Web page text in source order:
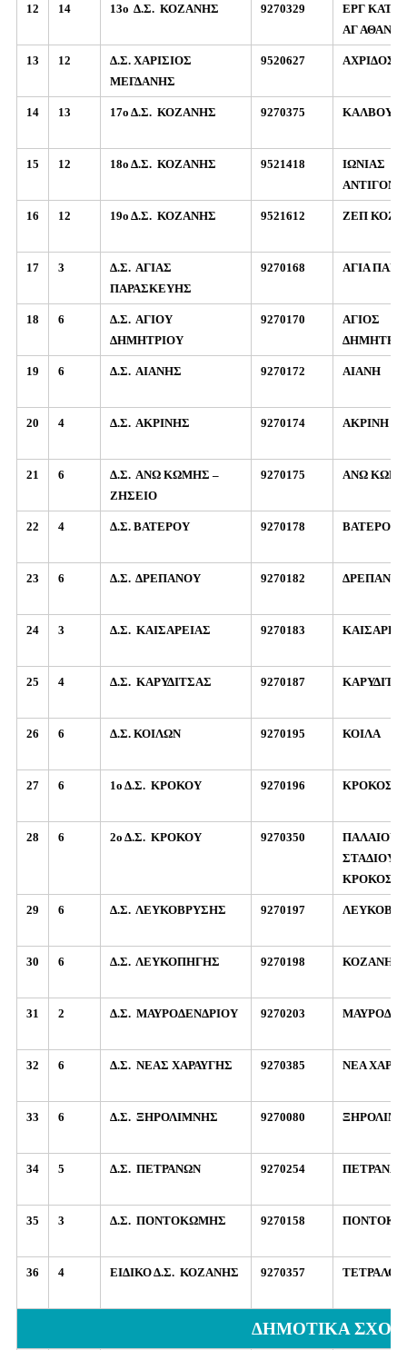
12 14 13ο Δ.Σ. ΚΟΖΑΝΗΣ 9270329
ΕΡΓ
ΑΓ
13 12
Δ.Σ. ΧΑΡΙΣΙΟΣ
ΜΕΓΔΑΝΗΣ
9520627 ΑΧΡΙΔΟΣ
14 13 17ο Δ.Σ. ΚΟΖΑΝΗΣ 9270375 ΚΑΛΒΟΥ
15 12 18ο Δ.Σ. ΚΟΖΑΝΗΣ 9521418 ΙΩΝΙΑΣ
16 12 19ο Δ.Σ. ΚΟΖΑΝΗΣ 9521612 ΖΕΠ
17 3 Δ.Σ. ΑΓΙΑΣ
ΠΑΡΑΣΚΕΥΗΣ
9270168 ΑΓΙΑ
18 6 Δ.Σ. ΑΓΙΟΥ
ΔΗΜΗΤΡΙΟΥ
9270170
ΑΓΙΟΣ
19 6 Δ.Σ. ΑΙΑΝΗΣ 9270172 ΑΙΑΝΗ
20 4 Δ.Σ. ΑΚΡΙΝΗΣ 9270174 ΑΚΡΙΝΗ
21 6 Δ.Σ. ΑΝΩ ΚΩΜΗΣ –
ΖΗΣΕΙΟ
9270175 ΑΝΩ
22 4 Δ.Σ. ΒΑΤΕΡΟΥ 9270178 ΒΑΤΕΡΟ
23 6 Δ.Σ. ΔΡΕΠΑΝΟΥ 9270182 ΔΡΕΠΑΝΟ
24 3 Δ.Σ. ΚΑΙΣΑΡΕΙΑΣ 9270183
25 4 Δ.Σ. ΚΑΡΥΔΙΤΣΑΣ 9270187
26 6 Δ.Σ. ΚΟΙΛΩΝ 9270195 ΚΟΙΛΑ
27 6 1ο Δ.Σ. ΚΡΟΚΟΥ 9270196 ΚΡΟΚΟΣ
28 6 2ο Δ.Σ. ΚΡΟΚΟΥ 9270350
ΠΑΛΑΙΟΥ
ΣΤΑΔΙΟΥ 1,
ΚΡΟΚΟΣ
29 6 Δ.Σ. ΛΕΥΚΟΒΡΥΣΗΣ 9270197
30 6 Δ.Σ. ΛΕΥΚΟΠΗΓΗΣ 9270198 ΚΟΖΑΝΗ
31 2 Δ.Σ. ΜΑΥΡΟΔΕΝΔΡΙΟΥ 9270203
32 6 Δ.Σ. ΝΕΑΣ ΧΑΡΑΥΓΗΣ 9270385 ΝΕΑ
33 6 Δ.Σ. ΞΗΡΟΛΙΜΝΗΣ 9270080
34 5 Δ.Σ. ΠΕΤΡΑΝΩΝ 9270254 ΠΕΤΡΑΝΑ
35 3 Δ.Σ. ΠΟΝΤΟΚΩΜΗΣ 9270158
36 4 ΕΙΔΙΚΟ Δ.Σ. ΚΟΖΑΝΗΣ 9270357
ΔΗΜΟΤΙΚΑ